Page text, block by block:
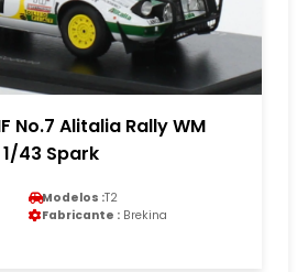
No.7 Alitalia Rally WM
43 Spark
Modelos :T2
Fabricante : Brekina